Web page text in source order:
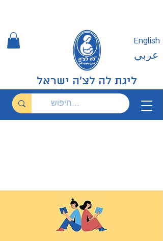
ליגת לה לצ'ה ישראל
English
عربي